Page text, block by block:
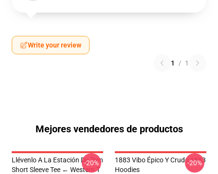
Write your review
1 / 1
Mejores vendedores de productos
Llévenlo A La Estación De Tren
Short Sleeve Tee ← Western T
-20%
1883 Vibo Épico Y Crudo 1883
Hoodies
-20%